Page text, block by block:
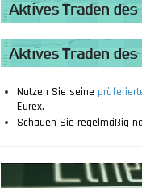
Nutzen Sie seine
Eurex.
Schauen Sie regelmäßig